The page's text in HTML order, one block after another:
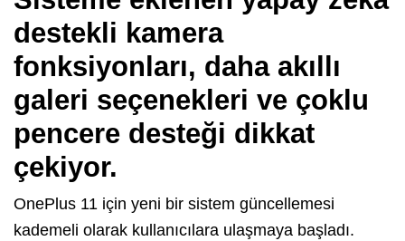
destekli kamera
fonksiyonları, daha akıllı
galeri seçenekleri ve çoklu
pencere desteği dikkat
çekiyor.
OnePlus 11 için yeni bir sistem güncellemesi
kademeli olarak kullanıcılara ulaşmaya başladı.